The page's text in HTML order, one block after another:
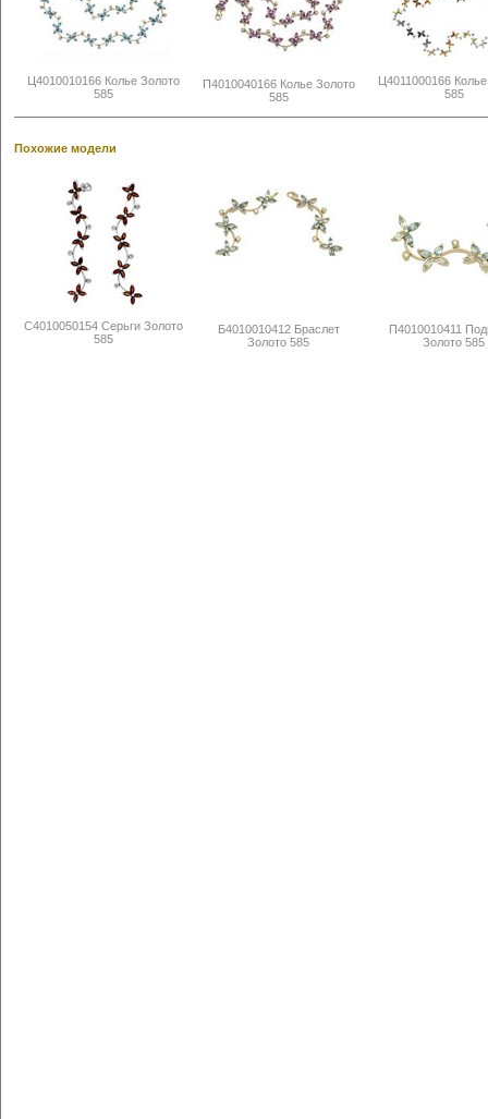
Ц4010010166 Колье Золото
585
П4010040166 Колье Золото
585
Ц4011000166
585
Похожие модели
С4010050154 Серьги Золото
585
Б4010010412 Браслет
Золото 585
П4010010411
Золото 585